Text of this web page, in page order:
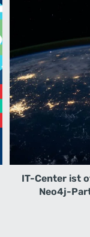
IT-Center ist
Neo4j-